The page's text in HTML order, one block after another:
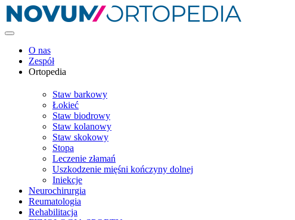
O nas
Zespół
Ortopedia
Staw barkowy
Łokieć
Staw biodrowy
Staw kolanowy
Staw skokowy
Stopa
Leczenie złamań
Uszkodzenie mięśni kończyny dolnej
Iniekcje
Neurochirurgia
Reumatologia
Rehabilitacja